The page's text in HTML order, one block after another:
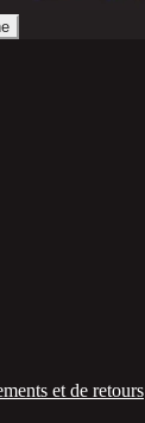
et de retours